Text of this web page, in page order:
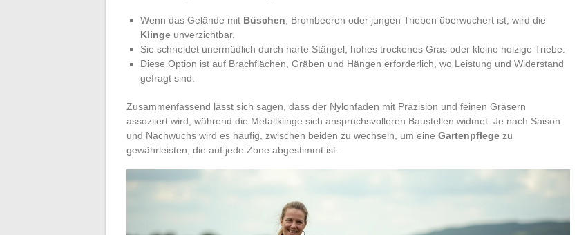
Wenn das Gelände mit Büschen , Brombeeren oder jungen Trieben überwuchert ist, wird die
Klinge unverzichtbar.
Sie schneidet unermüdlich durch harte Stängel, hohes trockenes Gras oder kleine holzige Triebe.
Diese Option ist auf Brachflächen, Gräben und Hängen erforderlich, wo Leistung und Widerstand
gefragt sind.
Zusammenfassend lässt sich sagen, dass der Nylonfaden mit Präzision und feinen Gräsern
assoziiert wird, während die Metallklinge sich anspruchsvolleren Baustellen widmet. Je nach Saison
und Nachwuchs wird es häufig, zwischen beiden zu wechseln, um eine Gartenpflege zu
gewährleisten, die auf jede Zone abgestimmt ist.